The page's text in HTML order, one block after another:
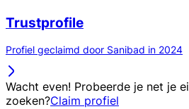
Trustprofile
Profiel geclaimd door Sanibad in 2024
Wacht even! Probeerde je net je
zoeken?Claim profiel